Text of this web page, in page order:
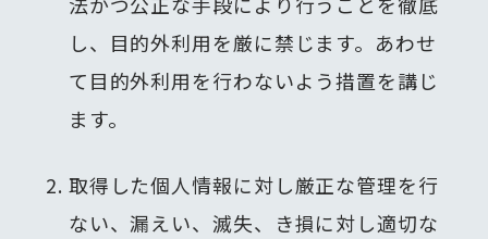
し、目的外利用を厳に禁じます。あわせ
て目的外利用を行わないよう措置を講じ
ます。
取得した個人情報に対し厳正な管理を行
ない、漏えい、滅失、き損に対し適切な